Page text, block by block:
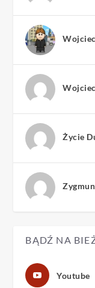
Życie
BĄDŹ NA
Youtube